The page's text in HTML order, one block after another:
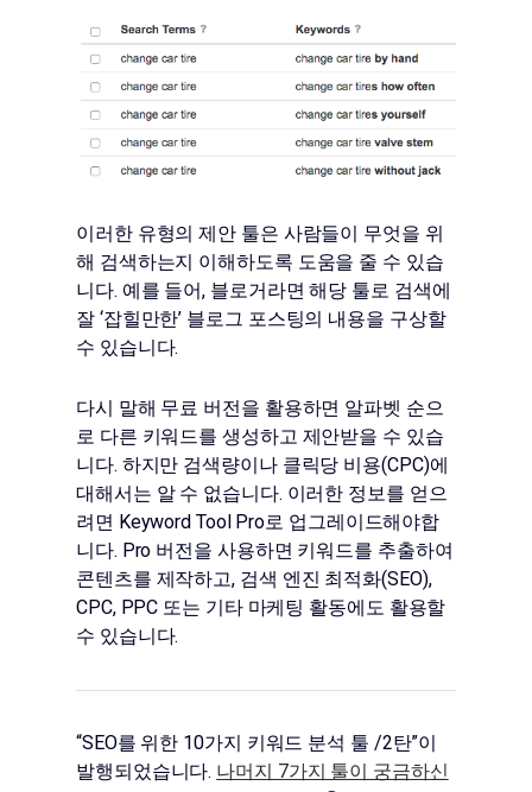
이러한 유형의 제안 툴은 사람들이 무엇을 위
해 검색하는지 이해하도록 도움을 줄 수 있습
니다. 예를 들어, 블로거라면 해당 툴로 검색에
잘 ‘잡힐만한’ 블로그 포스팅의 내용을 구상할
수 있습니다.
다시 말해 무료 버전을 활용하면 알파벳 순으
로 다른 키워드를 생성하고 제안받을 수 있습
니다. 하지만 검색량이나 클릭당 비용(CPC)에
대해서는 알 수 없습니다. 이러한 정보를 얻으
려면 Keyword Tool Pro로 업그레이드해야합
니다. Pro 버전을 사용하면 키워드를 추출하여
콘텐츠를 제작하고, 검색 엔진 최적화(SEO),
CPC, PPC 또는 기타 마케팅 활동에도 활용할
수 있습니다.
“SEO를 위한 10가지 키워드 분석 툴 /2탄”이
발행되었습니다. 나머지 7가지 툴이 궁금하신